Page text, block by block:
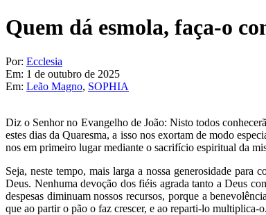
Quem dá esmola, faça-o
Por: Ecclesia
Em: 1 de outubro de 2025
Em: Leão Magno, SOPHIA
Diz o Senhor no Evangelho de João: Nisto todos
estes dias da Quaresma, a isso nos exortam de modo
nos em primeiro lugar mediante o sacrifício espiritual da
Seja, neste tempo, mais larga a nossa generosidade
Deus. Nenhuma devoção dos fiéis agrada tanto a Deus
despesas diminuam nossos recursos, porque a
que ao partir o pão o faz crescer, e ao reparti-lo multiplica-